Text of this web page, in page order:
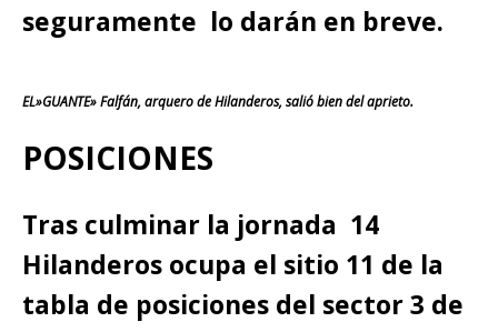
seguramente lo darán en breve.
EL»GUANTE» Falfán, arquero de Hilanderos, salió bien del aprieto.
POSICIONES
Tras culminar la jornada 14
Hilanderos ocupa el sitio 11 de la
tabla de posiciones del sector 3 de